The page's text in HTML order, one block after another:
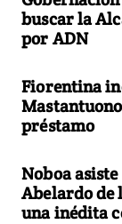
buscar la
por ADN
Fiorentina
préstamo
Noboa
Abelardo de
una inédita